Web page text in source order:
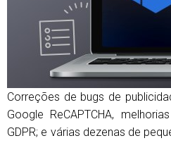
Correções de bugs de
Google ReCAPTCHA,
GDPR; e várias dezenas de